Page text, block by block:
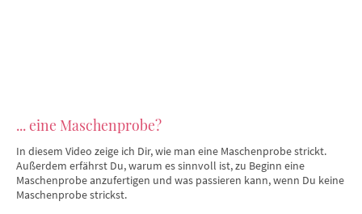
... eine Maschenprobe?
In diesem Video zeige ich Dir, wie man eine Maschenprobe strickt.
Außerdem erfährst Du, warum es sinnvoll ist, zu Beginn eine
Maschenprobe anzufertigen und was passieren kann, wenn Du keine
Maschenprobe strickst.